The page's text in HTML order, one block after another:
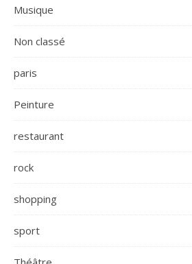
Musique
Non classé
paris
Peinture
restaurant
rock
shopping
sport